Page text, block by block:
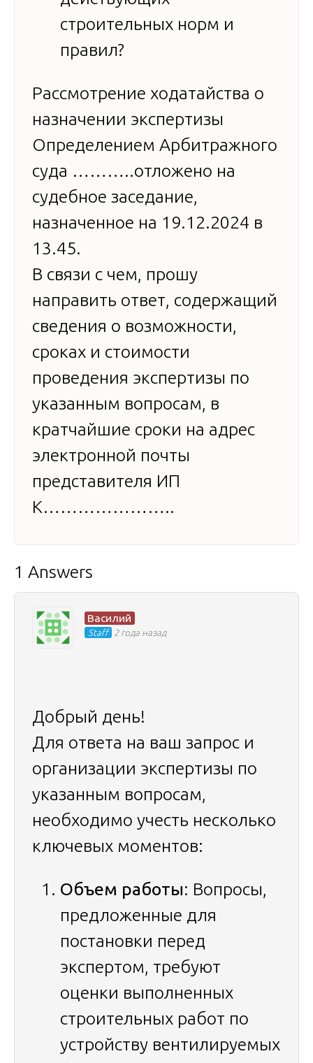
строительных норм и
правил?
Рассмотрение ходатайства о
назначении экспертизы
Определением Арбитражного
суда ………..отложено на
судебное заседание,
назначенное на 19.12.2024 в
13.45.
В связи с чем, прошу
направить ответ, содержащий
сведения о возможности,
сроках и стоимости
проведения экспертизы по
указанным вопросам, в
кратчайшие сроки на адрес
электронной почты
представителя ИП
К…………………..
1 Answers
Василий
Staff 2 года назад
Добрый день!
Для ответа на ваш запрос и
организации экспертизы по
указанным вопросам,
необходимо учесть несколько
ключевых моментов:
Объем работы: Вопросы,
предложенные для
постановки перед
экспертом, требуют
оценки выполненных
строительных работ по
устройству вентилируемых